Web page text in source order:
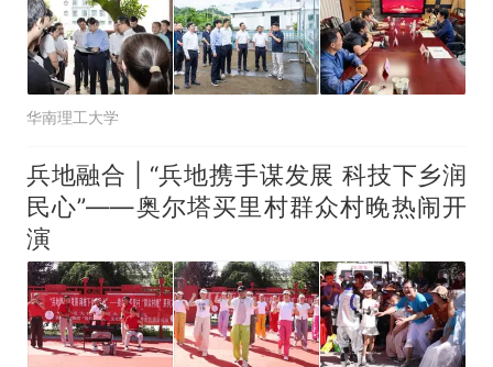
华南理工大学
兵地融合 | “兵地携手谋发展 科技下乡润
民心”——奥尔塔买里村群众村晚热闹开
演